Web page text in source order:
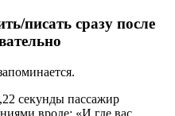
писать сразу после
секунды пассажир
вроде: «И где вас